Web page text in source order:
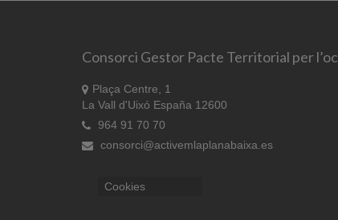
Consorci Gestor Pacte Territorial per
Plaça Centre, 1
La Vall d'Uixó España 12600
964 91 70 70
consorci@activemlaplanabaixa.es
Cookies